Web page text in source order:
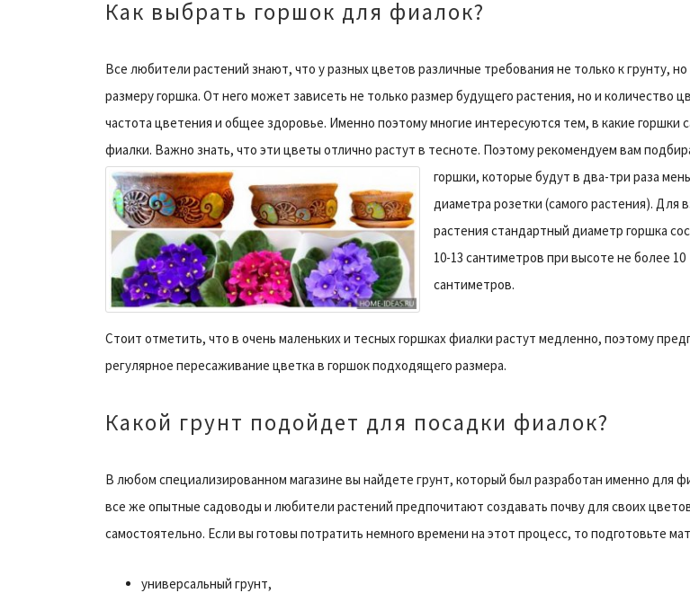
Как выбрать горшок для фиалок?
Все любители растений знают, что у разных цветов различные требования не только к грунту, но
размеру горшка. От него может зависеть не только размер будущего растения, но и количество
частота цветения и общее здоровье. Именно поэтому многие интересуются тем, в какие горшки
фиалки. Важно знать, что эти цветы отлично растут в тесноте. Поэтому рекомендуем вам
горшки, которые будут в два-три раза
диаметра розетки (самого растения). Для
растения стандартный диаметр горшка
10-13 сантиметров при высоте не более 10
сантиметров.
Стоит отметить, что в очень маленьких и тесных горшках фиалки растут медленно, поэтому
регулярное пересаживание цветка в горшок подходящего размера.
Какой грунт подойдет для посадки фиалок?
В любом специализированном магазине вы найдете грунт, который был разработан именно для
все же опытные садоводы и любители растений предпочитают создавать почву для своих
самостоятельно. Если вы готовы потратить немного времени на этот процесс, то подготовьте
универсальный грунт,